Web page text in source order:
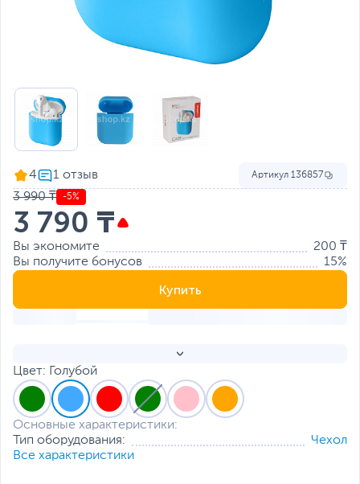
Цвет: Голубой
Основные характеристики:
Тип оборудования:
Чехол
Все характеристики
4 Артикул 136857
3 990 ₸ -5%
3 790 ₸
Вы экономите
200 ₸
Вы получите бонусов
15%
Купить